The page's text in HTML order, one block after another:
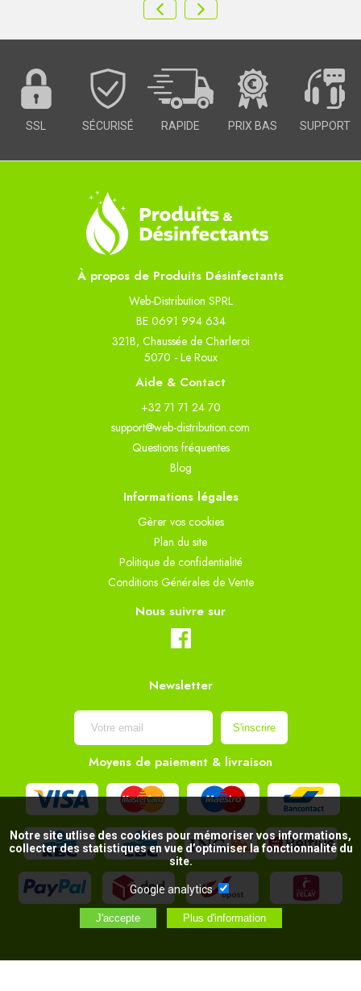
SSL SÉCURISÉ RAPIDE PRIX BAS SUPPORT
À propos de Produits Désinfectants
Web-Distribution SPRL
BE 0691 994 634
321B, Chaussée de Charleroi
5070 - Le Roux
Aide & Contact
+32 71 71 24 70
support@web-distribution.com
Questions fréquentes
Blog
Informations légales
Gèrer vos cookies
Plan du site
Politique de confidentialité
Conditions Générales de Vente
Nous suivre sur
Newsletter
Moyens de paiement & livraison
Notre site utlise des cookies pour mémoriser vos informations,
collecter des statistiques en vue d’optimiser la fonctionnalité du
site.
Google analytics